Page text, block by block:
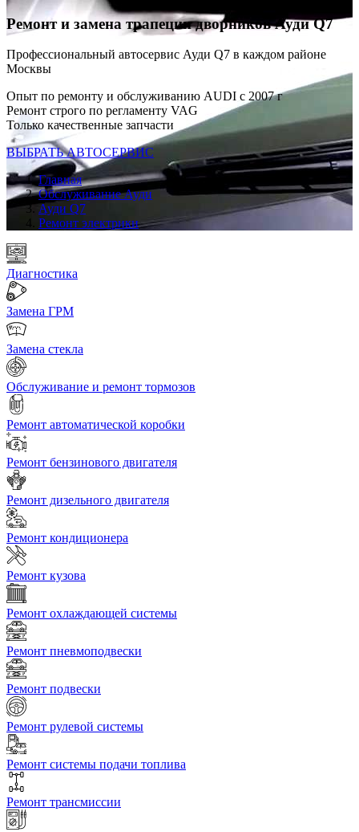
Ремонт и замена трапеции дворниковАуди Q7
Профессиональный автосервис Ауди Q7 в каждом районе
Москвы
Опыт по ремонту и обслуживанию AUDI с 2007 г
Ремонт строго по регламенту VAG
Только качественные запчасти
ВЫБРАТЬ АВТОСЕРВИС
Главная
Обслуживание Ауди
Ауди Q7
Ремонт электрики
Диагностика
Замена ГРМ
Замена стекла
Обслуживание и ремонт тормозов
Ремонт автоматической коробки
Ремонт бензинового двигателя
Ремонт дизельного двигателя
Ремонт кондиционера
Ремонт кузова
Ремонт охлаждающей системы
Ремонт пневмоподвески
Ремонт подвески
Ремонт рулевой системы
Ремонт системы подачи топлива
Ремонт трансмиссии